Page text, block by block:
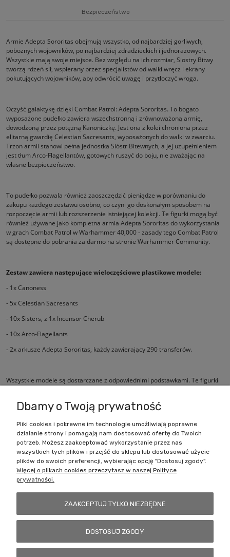
Bezpieczeństwo
Armie Adepta Sororitas obejmują wszystko, od najbardziej gorliwych,
pobożnych wojowników, po najbardziej zdradzieckich i jednorazowych.
Wszystkie mają swoje miejsce. Bez względu na ich rozmiar, Siostry Bitwy
tworzą rdzeń sił, wspierany przez specjalistów od walki wręcz i ekrany
pokutujących wojowników, aby odwrócić uwagę i przytłoczyć wroga.
Oczyść galaktykę dzięki Combat Patrol: Adepta Sororitas. To bogato
wyposażone pudełko zawiera wszechstronną i zrównoważoną armię,
dowodzoną przez potężną Kanoniczkę. Jest ona z kolei chroniona przez
elitarną gwardię Celestian Sacresants, wyposażonych do walki w zwarciu.
Trzon armii stanowi pełna jednostka Sióstr Bitewnych, a jej uzupełnieniem
jest tłum Arco-Flagellantów, gotowych ruszyć do boju, nie zważając na
własne bezpieczeństwo.
To pudełko pozwala również zaoszczędzić pieniądze w porównaniu do
zakupu każdego zestawu osobno, co czyni go doskonałym sposobem na
rozpoczęcie armii lub rozszerzenie istniejącej kolekcji. Te figurki mogą być
również używane jako kompletna armia Adepta Sororitas do wykorzystania
w grach Combat Patrol w Warhammer 40,000 - zasady tego Combat Patrol
są dostępne do pobrania za darmo na stronie Warhammer Community.
Zestaw zawiera następujące wieloczęściowe plastikowe modele:
- 1x Canoness
- 5x Celestian Sacresants
- 10x Sisters, z 1x Incensor Cherub
- 10x Arco-Flagellants
- 2x arkusze Adepta Sororitas, każdy zawierający 290 transferów.
Wszystkie modele są dostarczane z odpowiednimi podstawkami. Te figurki
Zakupy
Pomoc
Dbamy o Twoją prywatność
Pliki cookies i pokrewne im technologie umożliwiają poprawne
działanie strony i pomagają nam dostosować ofertę do Twoich
potrzeb. Możesz zaakceptować wykorzystanie przez nas
wszystkich tych plików i przejść do sklepu lub dostosować użycie
plików do swoich preferencji, wybierając opcję "Dostosuj zgody".
Więcej o plikach cookies przeczytasz w naszej Polityce
prywatności.
ZAAKCEPTUJ TYLKO NIEZBĘDNE
DOSTOSUJ ZGODY